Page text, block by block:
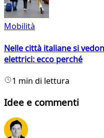
Mobilità
Nelle città italiane si
elettrici: ecco perché
1 min di lettura
Idee e commenti